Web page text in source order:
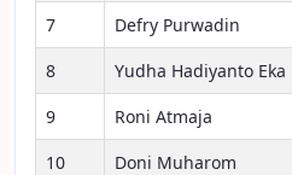
7
Defry Purwadin
8
Yudha Hadiyanto Eka
9
Roni Atmaja
10
Doni Muharom